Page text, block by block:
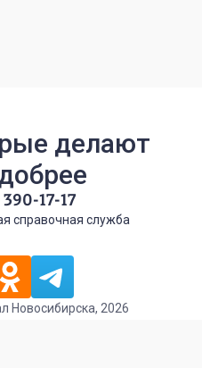
делают
17-17
справочная служба
Новосибирска, 2026